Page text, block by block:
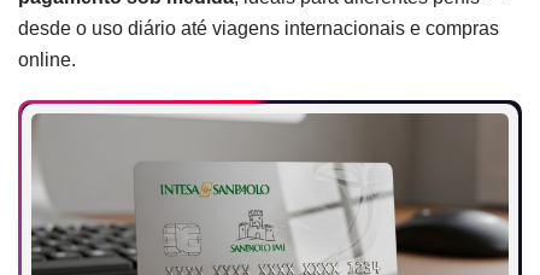
desde o uso diário até viagens internacionais e compras
online.